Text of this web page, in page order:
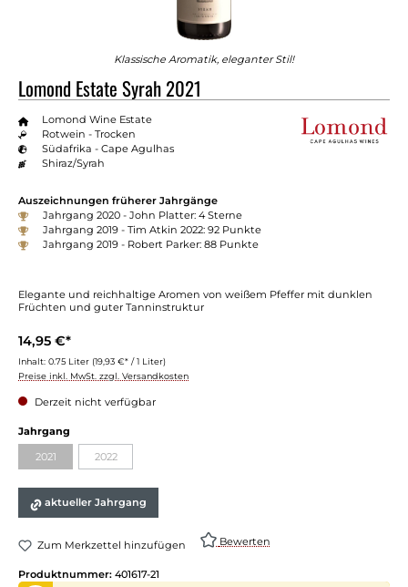
Klassische Aromatik, eleganter Stil!
Lomond Estate Syrah 2021
Lomond Wine Estate
Rotwein - Trocken
Südafrika - Cape Agulhas
Shiraz/Syrah
Auszeichnungen früherer Jahrgänge
Jahrgang 2020 - John Platter: 4 Sterne
Jahrgang 2019 - Tim Atkin 2022: 92 Punkte
Jahrgang 2019 - Robert Parker: 88 Punkte
Elegante und reichhaltige Aromen von weißem Pfeffer mit dunklen
Früchten und guter Tanninstruktur
14,95 €*
Inhalt: 0.75 Liter (19,93 €* / 1 Liter)
Preise inkl. MwSt. zzgl. Versandkosten
Derzeit nicht verfügbar
Jahrgang
2021(Diese Option ist zurzeit nicht verfügbar.)
2022(Diese Option ist zurzeit nicht verfügbar.)
aktueller Jahrgang
Zum Merkzettel hinzufügen Bewerten
Produktnummer: 401617-21